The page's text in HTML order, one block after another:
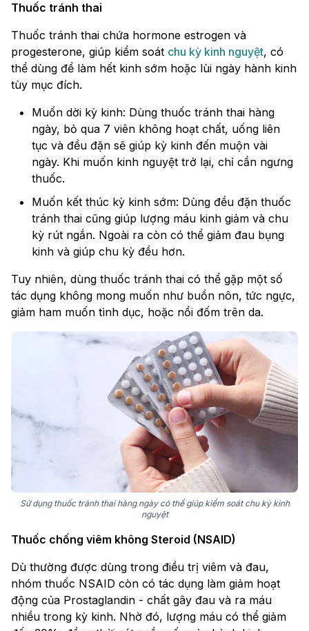
Thuốc tránh thai
Thuốc tránh thai chứa hormone estrogen và
progesterone, giúp kiểm soát chu kỳ kinh nguyệt, có
thể dùng để làm hết kinh sớm hoặc lùi ngày hành kinh
tùy mục đích.
Muốn dời kỳ kinh: Dùng thuốc tránh thai hàng
ngày, bỏ qua 7 viên không hoạt chất, uống liên
tục và đều đặn sẽ giúp kỳ kinh đến muộn vài
ngày. Khi muốn kinh nguyệt trở lại, chỉ cần ngưng
thuốc.
Muốn kết thúc kỳ kinh sớm: Dùng đều đặn thuốc
tránh thai cũng giúp lượng máu kinh giảm và chu
kỳ rút ngắn. Ngoài ra còn có thể giảm đau bụng
kinh và giúp chu kỳ đều hơn.
Tuy nhiên, dùng thuốc tránh thai có thể gặp một số
tác dụng không mong muốn như buồn nôn, tức ngực,
giảm ham muốn tình dục, hoặc nổi đốm trên da.
Sử dụng thuốc tránh thai hàng ngày có thể giúp kiểm soát chu kỳ kinh
nguyệt
Thuốc chống viêm không Steroid (NSAID)
Dù thường được dùng trong điều trị viêm và đau,
nhóm thuốc NSAID còn có tác dụng làm giảm hoạt
động của Prostaglandin - chất gây đau và ra máu
nhiều trong kỳ kinh. Nhờ đó, lượng máu có thể giảm